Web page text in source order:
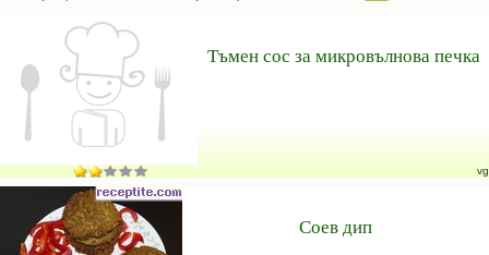
Тъмен сос за микровълнова печка
vg
Соев дип